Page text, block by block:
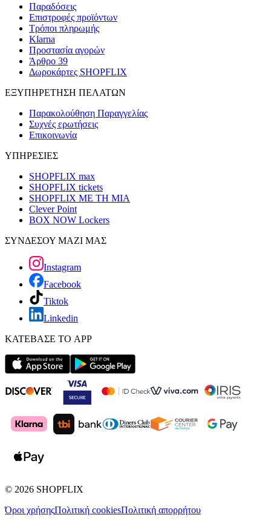
Παραδόσεις
Επιστροφές προϊόντων
Τρόποι πληρωμής
Klarna
Προστασία αγορών
Άρθρο 39
Δωροκάρτες SHOPFLIX
ΕΞΥΠΗΡΕΤΗΣΗ ΠΕΛΑΤΩΝ
Παρακολούθηση Παραγγελίας
Συχνές ερωτήσεις
Επικοινωνία
ΥΠΗΡΕΣΙΕΣ
SHOPFLIX max
SHOPFLIX tickets
SHOPFLIX ΜΕ ΤΗ ΜΙΑ
Clever Point
BOX NOW Lockers
ΣΥΝΔΕΣΟΥ ΜΑΖΙ ΜΑΣ
Instagram
Facebook
Tiktok
Linkedin
ΚΑΤΕΒΑΣΕ ΤΟ APP
© 2026 SHOPFLIX
Όροι χρήσηςΠολιτική cookiesΠολιτική απορρήτου